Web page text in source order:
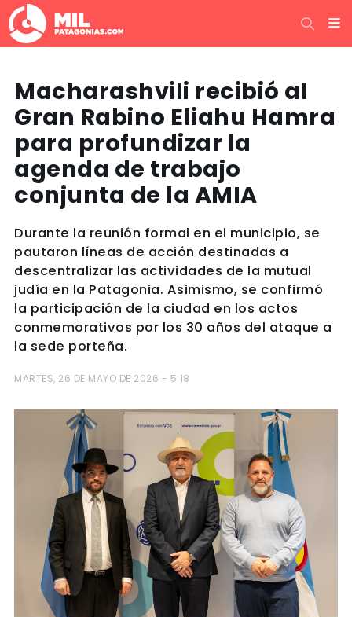
Macharashvili recibió al
Gran Rabino Eliahu Hamra
para profundizar la
agenda de trabajo
conjunta de la AMIA
Durante la reunión formal en el municipio, se
pautaron líneas de acción destinadas a
descentralizar las actividades de la mutual
judía en la Patagonia. Asimismo, se confirmó
la participación de la ciudad en los actos
conmemorativos por los 30 años del ataque a
la sede porteña.
MARTES, 26 DE MAYO DE 2026 - 5:18